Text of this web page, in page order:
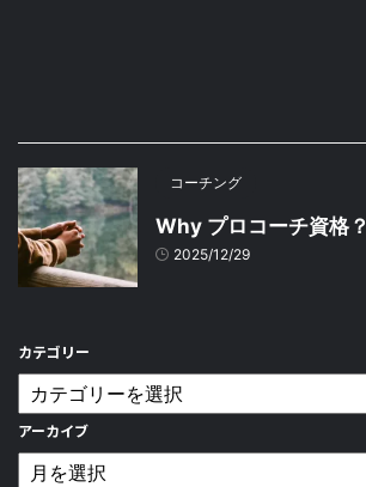
コーチング
Why プロコーチ資格？
2025/12/29
カテゴリー
アーカイブ